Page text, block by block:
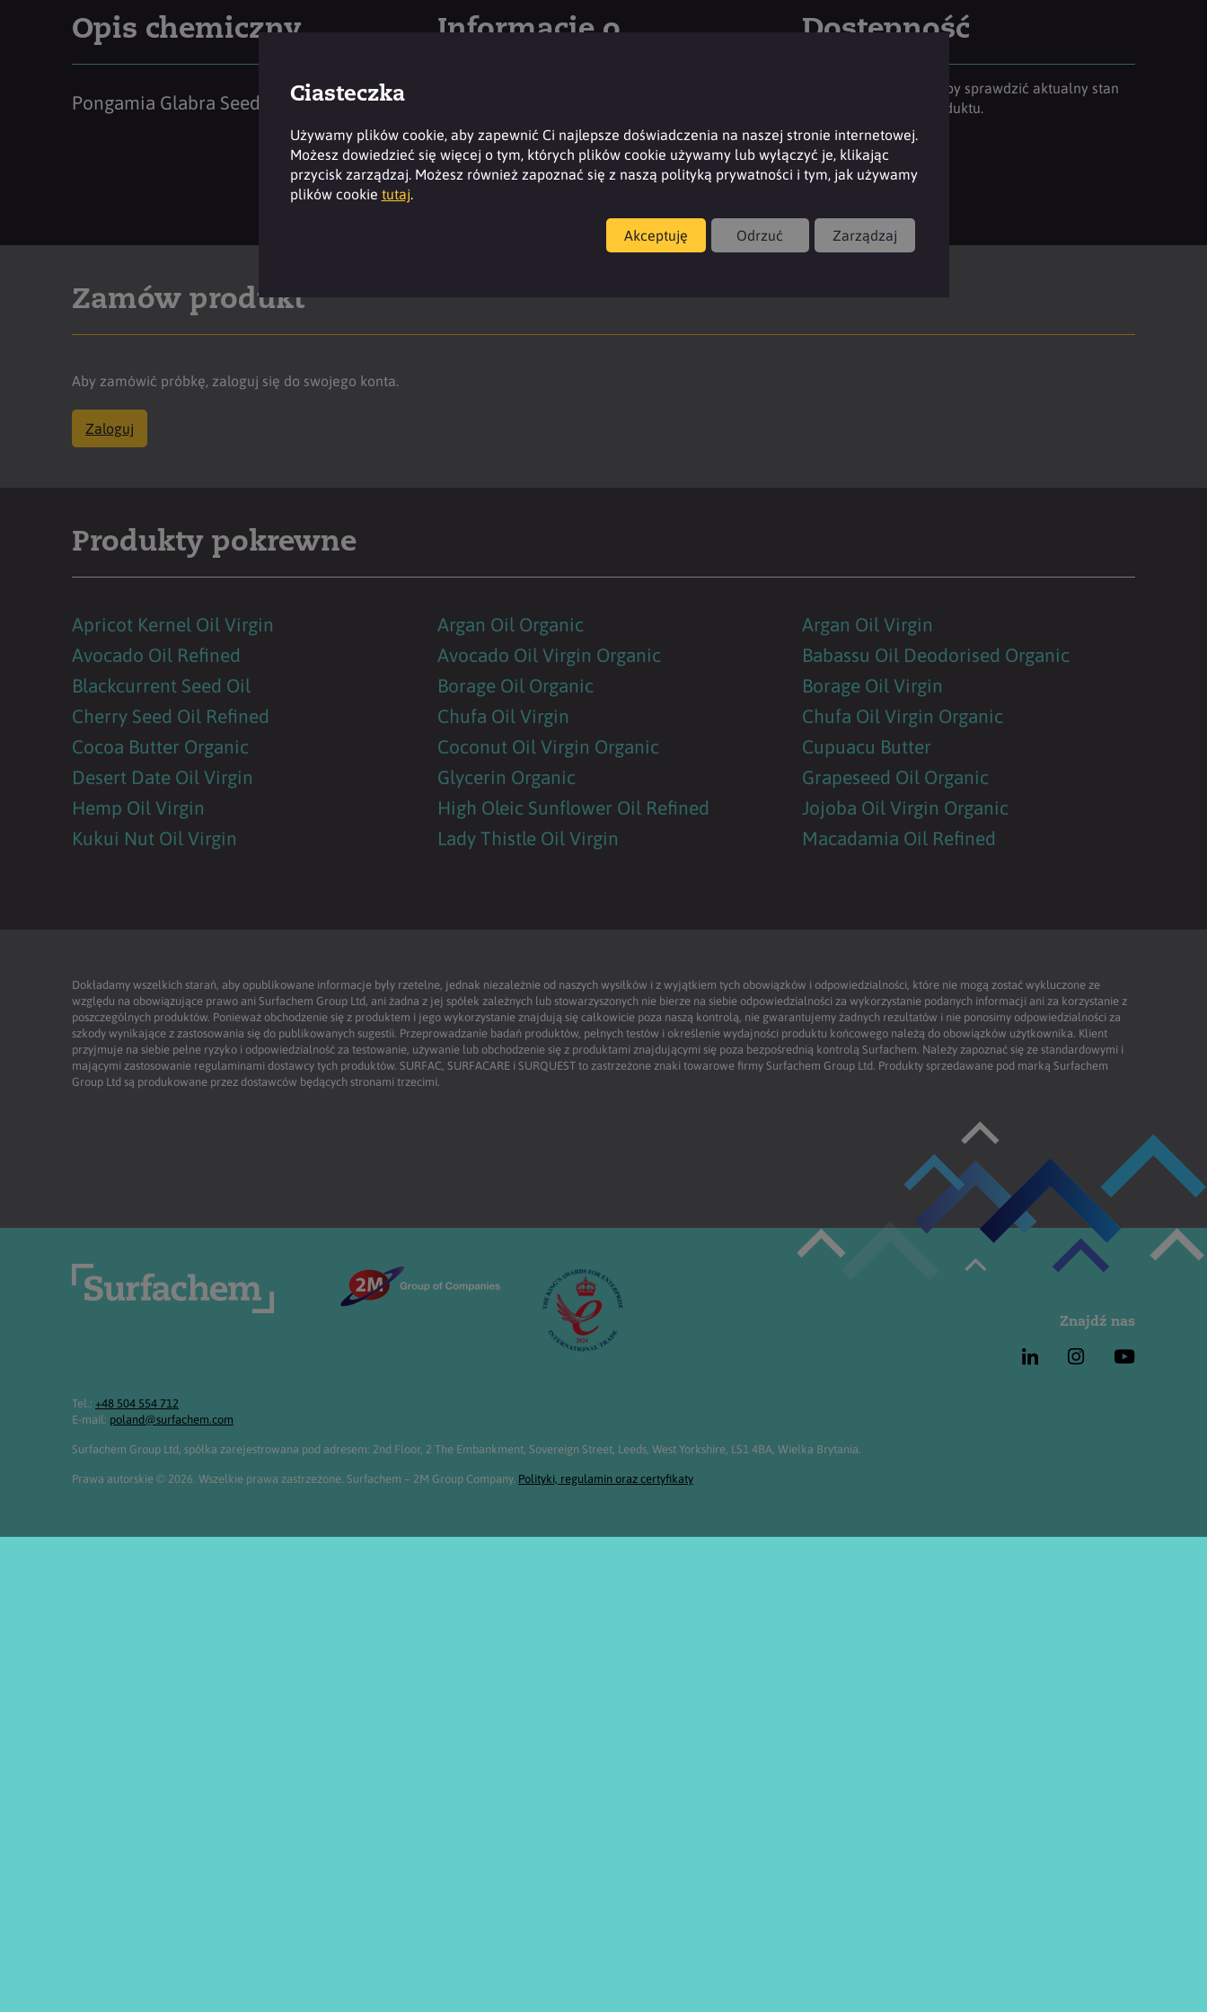
Opis chemiczny
Pongamia Glabra Seed Oil
Informacje o
Aby uzyskać dodatkowe informacje o produkcie,
zaloguj się lub załóż konto.
Dostępność
Zaloguj się do konta, aby sprawdzić aktualny stan
magazynowy tego produktu.
Zaloguj
Zamów produkt
Aby zamówić próbkę, zaloguj się do swojego konta.
Zaloguj
Produkty pokrewne
Apricot Kernel Oil Virgin Argan Oil Organic
Argan Oil Virgin
Avocado Oil Refined
Avocado Oil Virgin Organic
Babassu Oil Deodorised Organic
Blackcurrent Seed Oil
Borage Oil Organic
Borage Oil Virgin
Cherry Seed Oil Refined
Chufa Oil Virgin
Chufa Oil Virgin Organic
Cocoa Butter Organic
Coconut Oil Virgin Organic
Cupuacu Butter
Desert Date Oil Virgin
Glycerin Organic
Grapeseed Oil Organic
Hemp Oil Virgin
High Oleic Sunflower Oil Refined
Jojoba Oil Virgin Organic
Kukui Nut Oil Virgin
Lady Thistle Oil Virgin Macadamia Oil Refined
Dokładamy wszelkich starań, aby opublikowane informacje były rzetelne, jednak niezależnie od naszych wysiłków i z wyjątkiem tych obowiązków i odpowiedzialności, które nie mogą zostać wykluczone ze
względu na obowiązujące prawo ani Surfachem Group Ltd, ani żadna z jej spółek zależnych lub stowarzyszonych nie bierze na siebie odpowiedzialności za wykorzystanie podanych informacji ani za korzystanie z
poszczególnych produktów. Ponieważ obchodzenie się z produktem i jego wykorzystanie znajdują się całkowicie poza naszą kontrolą, nie gwarantujemy żadnych rezultatów i nie ponosimy odpowiedzialności za
szkody wynikające z zastosowania się do publikowanych sugestii. Przeprowadzanie badań produktów, pełnych testów i określenie wydajności produktu końcowego należą do obowiązków użytkownika. Klient
przyjmuje na siebie pełne ryzyko i odpowiedzialność za testowanie, używanie lub obchodzenie się z produktami znajdującymi się poza bezpośrednią kontrolą Surfachem. Należy zapoznać się ze standardowymi i
mającymi zastosowanie regulaminami dostawcy tych produktów. SURFAC, SURFACARE i SURQUEST to zastrzeżone znaki towarowe firmy Surfachem Group Ltd. Produkty sprzedawane pod marką Surfachem
Group Ltd są produkowane przez dostawców będących stronami trzecimi.
Znajdź nas
Tel.: +48 504 554 712
E-mail: poland@surfachem.com
Surfachem Group Ltd, spółka zarejestrowana pod adresem: 2nd Floor, 2 The Embankment, Sovereign Street, Leeds, West Yorkshire, LS1 4BA, Wielka Brytania.
Prawa autorskie © 2026. Wszelkie prawa zastrzeżone. Surfachem – 2M Group Company. Polityki, regulamin oraz certyfikaty
Ciasteczka
Używamy plików cookie, aby zapewnić Ci najlepsze doświadczenia na naszej stronie internetowej.
Możesz dowiedzieć się więcej o tym, których plików cookie używamy lub wyłączyć je, klikając
przycisk zarządzaj. Możesz również zapoznać się z naszą polityką prywatności i tym, jak używamy
plików cookie tutaj.
Akceptuję Odrzuć Zarządzaj